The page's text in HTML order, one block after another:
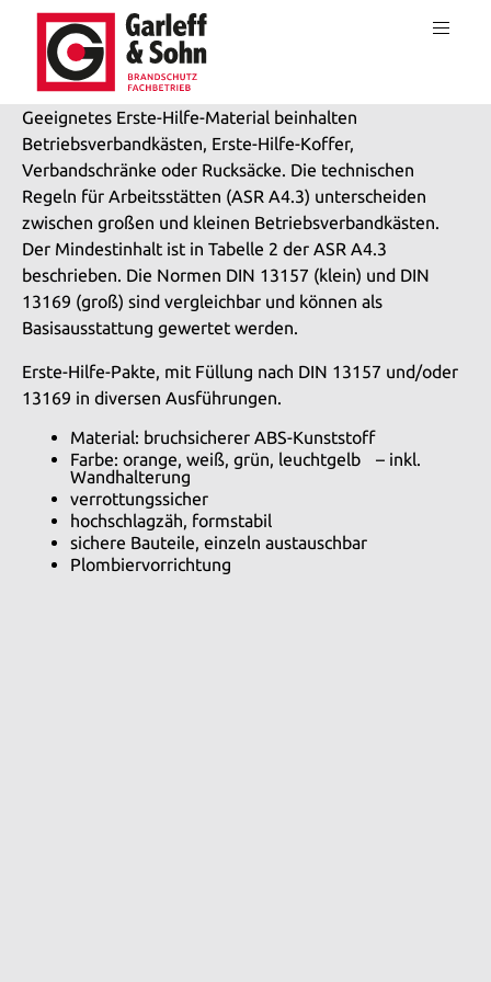
Geeignetes Erste-Hilfe-Material beinhalten
Betriebsverbandkästen, Erste-Hilfe-Koffer,
Verbandschränke oder Rucksäcke. Die technischen
Regeln für Arbeitsstätten (ASR A4.3) unterscheiden
zwischen großen und kleinen Betriebsverbandkästen.
Der Mindestinhalt ist in Tabelle 2 der ASR A4.3
beschrieben. Die Normen DIN 13157 (klein) und DIN
13169 (groß) sind vergleichbar und können als
Basisausstattung gewertet werden.
Erste-Hilfe-Pakte, mit Füllung nach DIN 13157 und/oder
13169 in diversen Ausführungen.
Material: bruchsicherer ABS-Kunststoff
Farbe: orange, weiß, grün, leuchtgelb – inkl.
Wandhalterung
verrottungssicher
hochschlagzäh, formstabil
sichere Bauteile, einzeln austauschbar
Plombiervorrichtung